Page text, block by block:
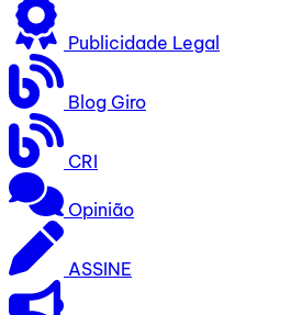
Publicidade Legal
Blog Giro
CRI
Opinião
ASSINE